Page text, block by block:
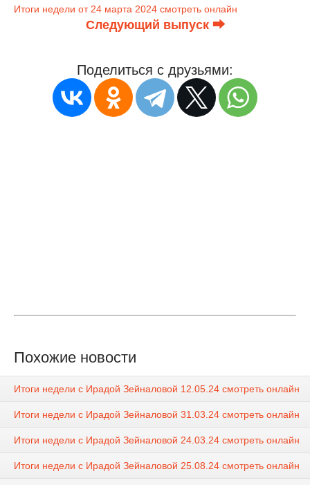
Итоги недели от 24 марта 2024 смотреть онлайн
Следующий выпуск ⮕
Поделиться с друзьями:
Похожие новости
Итоги недели с Ирадой Зейналовой 12.05.24 смотреть онлайн
Итоги недели с Ирадой Зейналовой 31.03.24 смотреть онлайн
Итоги недели с Ирадой Зейналовой 24.03.24 смотреть онлайн
Итоги недели с Ирадой Зейналовой 25.08.24 смотреть онлайн